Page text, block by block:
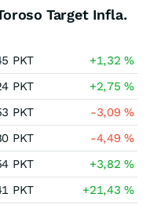
Target Infla.
PKT +1,32%
PKT +2,75%
PKT -3,09%
PKT -4,49%
PKT +3,82%
PKT +21,43%